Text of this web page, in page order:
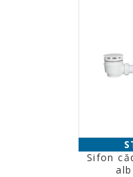
Sifon